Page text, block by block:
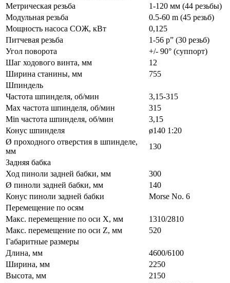
Метрическая резьба
1-120 мм (44 резьбы)
Модульная резьба
0.5-60 m (45 резьб)
Мощность насоса СОЖ, кВт
0,125
Питчевая резьба
1-56 p” (30 резьб)
Угол поворота
+/- 90° (суппорт)
Шаг ходового винта, мм
12
Ширина станины, мм
755
Шпиндель
Частота шпинделя, об/мин
3,15-315
Max частота шпинделя, об/мин
315
Min частота шпинделя, об/мин
3,15
Конус шпинделя
ø140 1:20
Ø проходного отверстия в шпинделе,
мм
130
Задняя бабка
Ход пиноли задней бабки, мм
300
Ø пиноли задней бабки, мм
140
Конус пиноли задней бабки
Morse No. 6
Перемещение по осям
Макс. перемещение по оси X, мм
1310/2810
Макс. перемещение по оси Z, мм
520
Габаритные размеры
Длина, мм
4600/6100
Ширина, мм
2250
Высота, мм
2150